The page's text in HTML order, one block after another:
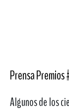
Prensa
Algunos de los